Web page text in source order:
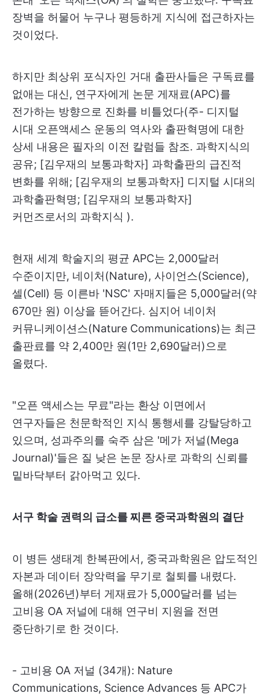
장벽을 허물어 누구나 평등하게 지식에 접근하자는
것이었다.
하지만 최상위 포식자인 거대 출판사들은 구독료를
없애는 대신, 연구자에게 논문 게재료(APC)를
전가하는 방향으로 진화를 비틀었다(주- 디지털
시대 오픈액세스 운동의 역사와 출판혁명에 대한
상세 내용은 필자의 이전 칼럼들 참조. 과학지식의
공유; [김우재의 보통과학자] 과학출판의 급진적
변화를 위해; [김우재의 보통과학자] 디지털 시대의
과학출판혁명; [김우재의 보통과학자]
커먼즈로서의 과학지식 ).
현재 세계 학술지의 평균 APC는 2,000달러
수준이지만, 네이처(Nature), 사이언스(Science),
셀(Cell) 등 이른바 'NSC' 자매지들은 5,000달러(약
670만 원) 이상을 뜯어간다. 심지어 네이처
커뮤니케이션스(Nature Communications)는 최근
출판료를 약 2,400만 원(1만 2,690달러)으로
올렸다.
"오픈 액세스는 무료"라는 환상 이면에서
연구자들은 천문학적인 지식 통행세를 강탈당하고
있으며, 성과주의를 숙주 삼은 '메가 저널(Mega
Journal)'들은 질 낮은 논문 장사로 과학의 신뢰를
밑바닥부터 갉아먹고 있다.
서구 학술 권력의 급소를 찌른 중국과학원의 결단
이 병든 생태계 한복판에서, 중국과학원은 압도적인
자본과 데이터 장악력을 무기로 철퇴를 내렸다.
올해(2026년)부터 게재료가 5,000달러를 넘는
고비용 OA 저널에 대해 연구비 지원을 전면
중단하기로 한 것이다.
- 고비용 OA 저널 (34개): Nature
Communications, Science Advances 등 APC가